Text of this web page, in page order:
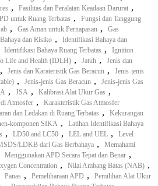
, Fasilitas dan Peralatan Keadaan Darurat ,
untuk Ruang Terbatas ,
Fungsi dan Tanggung
, Gas Aman untuk Pernapasan ,
Gas
dan Risiko ,
Identifikasi Bahaya dan
Identifikasi Bahaya Ruang Terbatas ,
Ignition
Life and Health (IDLH) , Jatuh ,
Jenis dan
, Jenis dan Karateristik Gas Beracun ,
Jenis-jenis
, Jenis-jenis Gas Beracun ,
Jenis-jenis Gas
, JSA , Kalibrasi Alat Ukur Gas ,
Atmosfer ,
Karakteristik Gas Atmosfer
dan Ledakan di Ruang Terbatas ,
Kekurangan
komponen SIKA ,
Latihan Identifikasi Bahaya
, LD50 and LC50 , LEL and UEL ,
Level
LDKB dari Gas Berbahaya ,
Memahami
Menggunakan APD Secara Tepat dan Benar ,
Concentration , Nilai Ambang Batas (NAB) ,
Panas , Pemeliharaan APD ,
Pemilihan Alat Ukur